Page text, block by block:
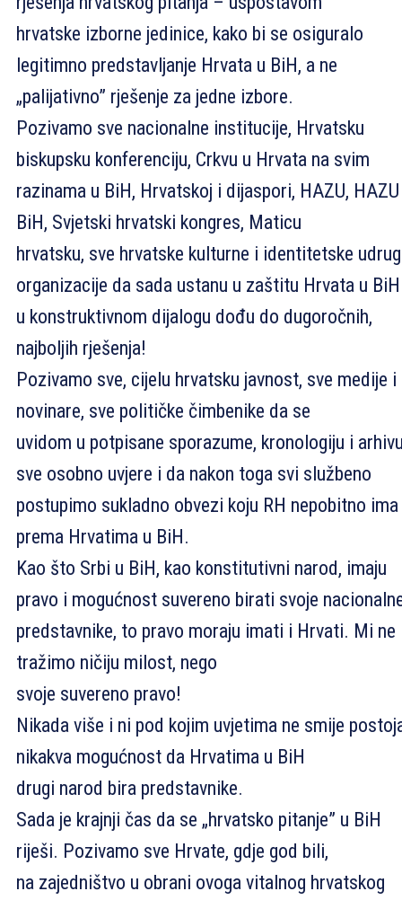
hrvatske izborne jedinice, kako bi se osiguralo
legitimno predstavljanje Hrvata u BiH, a ne
„palijativno” rješenje za jedne izbore.
Pozivamo sve nacionalne institucije, Hrvatsku
biskupsku konferenciju, Crkvu u Hrvata na svim
razinama u BiH, Hrvatskoj i dijaspori, HAZU, HAZU
BiH, Svjetski hrvatski kongres, Maticu
hrvatsku, sve hrvatske kulturne i identitetske
organizacije da sada ustanu u zaštitu Hrvata u
u konstruktivnom dijalogu dođu do dugoročnih,
najboljih rješenja!
Pozivamo sve, cijelu hrvatsku javnost, sve medije i
novinare, sve političke čimbenike da se
uvidom u potpisane sporazume, kronologiju i
sve osobno uvjere i da nakon toga svi službeno
postupimo sukladno obvezi koju RH nepobitno ima
prema Hrvatima u BiH.
Kao što Srbi u BiH, kao konstitutivni narod, imaju
pravo i mogućnost suvereno birati svoje
predstavnike, to pravo moraju imati i Hrvati. Mi ne
tražimo ničiju milost, nego
svoje suvereno pravo!
Nikada više i ni pod kojim uvjetima ne smije
nikakva mogućnost da Hrvatima u BiH
drugi narod bira predstavnike.
Sada je krajnji čas da se „hrvatsko pitanje” u BiH
riješi. Pozivamo sve Hrvate, gdje god bili,
na zajedništvo u obrani ovoga vitalnog hrvatskog